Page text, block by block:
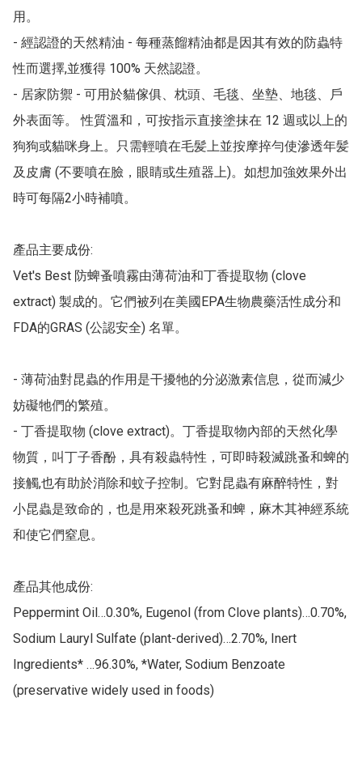
用。
- 經認證的天然精油 - 每種蒸餾精油都是因其有效的防蟲特
性而選擇,並獲得 100% 天然認證。
- 居家防禦 - 可用於貓傢俱、枕頭、毛毯、坐墊、地毯、戶
外表面等。 性質溫和，可按指示直接塗抹在 12 週或以上的
狗狗或貓咪身上。只需輕噴在毛髪上並按摩捽勻使滲透年髪
及皮膚 (不要噴在臉，眼睛或生殖器上)。如想加強效果外出
時可每隔2小時補噴。
產品主要成份:
Vet's Best 防蜱蚤噴霧由薄荷油和丁香提取物 (clove
extract) 製成的。它們被列在美國EPA生物農藥活性成分和
FDA的GRAS (公認安全) 名單。
- 薄荷油對昆蟲的作用是干擾牠的分泌激素信息，從而減少
妨礙牠們的繁殖。
- 丁香提取物 (clove extract)。丁香提取物內部的天然化學
物質，叫丁子香酚，具有殺蟲特性，可即時殺滅跳蚤和蜱的
接觸,也有助於消除和蚊子控制。它對昆蟲有麻醉特性，對
小昆蟲是致命的，也是用來殺死跳蚤和蜱，麻木其神經系統
和使它們窒息。
產品其他成份:
Peppermint Oil…0.30%, Eugenol (from Clove plants)…0.70%,
Sodium Lauryl Sulfate (plant-derived)…2.70%, Inert
Ingredients* …96.30%, *Water, Sodium Benzoate
(preservative widely used in foods)